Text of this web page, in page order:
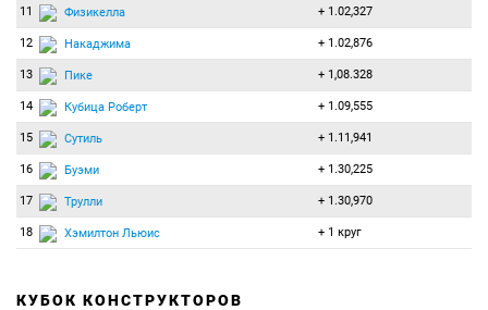
11 Физикелла + 1.02,327
12 Накаджима + 1.02,876
13 Пике + 1,08.328
14 Кубица Роберт + 1.09,555
15 Сутиль + 1.11,941
16 Буэми + 1.30,225
17 Трулли + 1.30,970
18 Хэмилтон Льюис + 1 круг
КУБОК КОНСТРУКТОРОВ